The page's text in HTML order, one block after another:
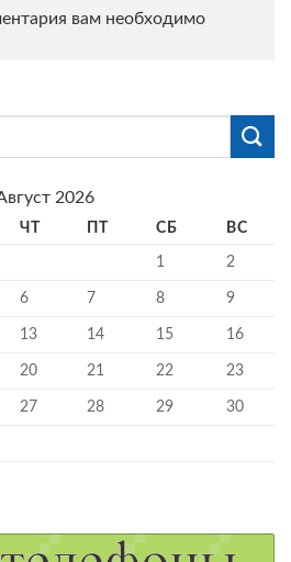
вам необходимо
2026
ЧТ ПТ СБ ВС
1 2
6 7 8 9
13 14 15 16
20 21 22 23
27 28 29 30